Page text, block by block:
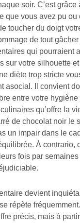
soir. C’est grâce
que vous avez pu ou
toucher du doigt
de tout
qui pourraient
sur votre silhouette
diète trop stricte
asocial. Il convient
entre votre
qu’offre la
de chocolat noir le
un impair dans le
À contrario,
fois par
devient
répète
précis, mais à